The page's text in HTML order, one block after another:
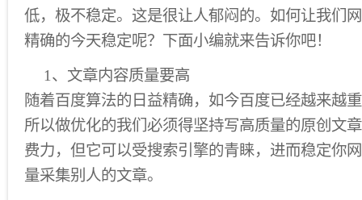
低，极不稳定。这是很让人郁闷的。如何让我们
精确的今天稳定呢？下面小编就来告诉你吧！
1、文章内容质量要高
随着百度算法的日益精确，如今百度已经越来越
所以做优化的我们必须得坚持写高质量的原创文
费力，但它可以受搜索引擎的青睐，进而稳定你
量采集别人的文章。